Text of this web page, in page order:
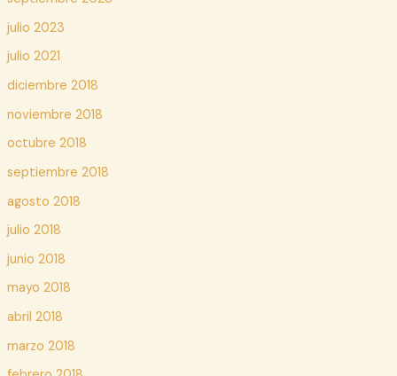
julio 2023
julio 2021
diciembre 2018
noviembre 2018
octubre 2018
septiembre 2018
agosto 2018
julio 2018
junio 2018
mayo 2018
abril 2018
marzo 2018